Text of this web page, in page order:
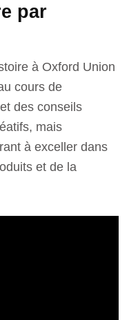
par
à Oxford Union
cours de
des conseils
mais
à exceller dans
et de la